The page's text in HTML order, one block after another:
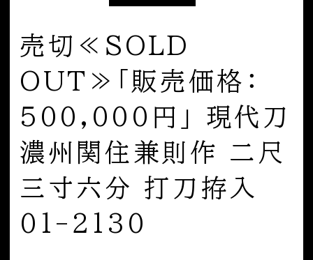
売切≪SOLD
OUT≫「販売価格：
500,000円」 現代刀
濃州関住兼則作 二尺
三寸六分 打刀拵入
01-2130